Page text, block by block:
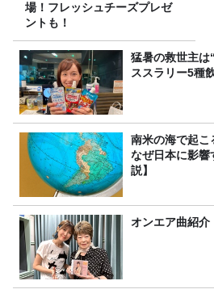
場！フレッシュチーズプレゼ
ントも！
猛暑の救世主は
ススラリー5種
南米の海で起こ
なぜ日本に影響
説】
オンエア曲紹介